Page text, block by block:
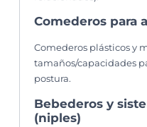
Comederos para
Comederos plásticos y
tamaños/capacidades
postura.
Bebederos y
(niples)